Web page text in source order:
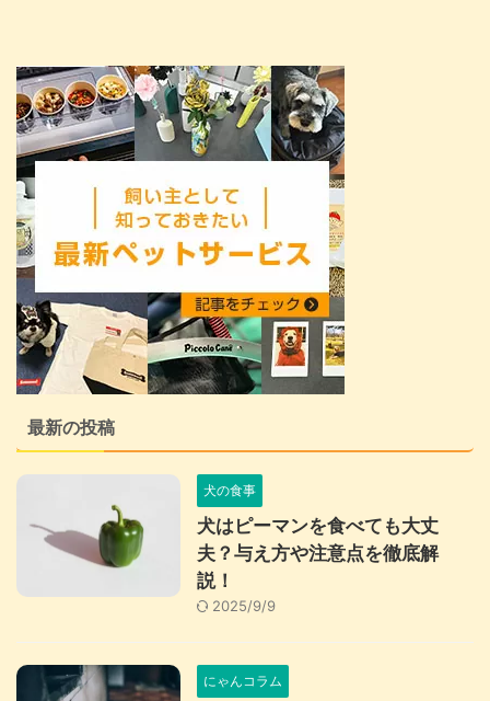
(@crepe_bengal)がシェアした投
稿 毛づくろい中のクレープさ
ん。 カメラを向けられているこ
とに気がつくと…… カメラの真ん
前に、お尻を突きつけてきます！
...
最新の投稿
犬の食事
犬はピーマンを食べても大丈
夫？与え方や注意点を徹底解
説！
2025/9/9
にゃんコラム